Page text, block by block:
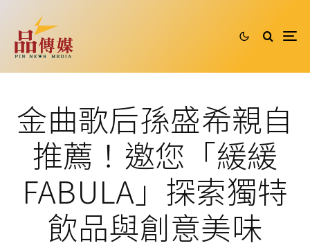
金曲歌后孫盛希親自
推薦！邀您「緩緩
FABULA」探索獨特
飲品與創意美味